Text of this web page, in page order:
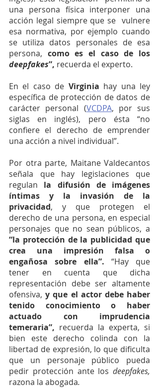
una persona física interponer una
acción legal siempre que se  vulnere
esa normativa, por ejemplo cuando
se utiliza datos personales de esa
persona,
deepfakes”, recuerda el experto.
En el caso de Virginia hay una ley
específica de protección de datos de
carácter personal (VCDPA, por sus
siglas en inglés), pero ésta “no
confiere el derecho de emprender
una acción a nivel individual”.
Por otra parte, Maitane Valdecantos
señala que hay legislaciones que
regulan la difusión de imágenes
íntimas y la invasión de la
privacidad, y que protegen el
derecho de una persona, en especial
“la protección de la publicidad que
crea una impresión falsa o
engañosa sobre ella”. “Hay que
tener en cuenta que dicha
representación debe ser altamente
ofensiva, y que el actor debe haber
tenido conocimiento o haber
actuado con imprudencia
temeraria”, recuerda la experta, si
bien este derecho colinda con la
libertad de expresión, lo que dificulta
que un personaje público pueda
pedir protección ante los
razona la abogada.